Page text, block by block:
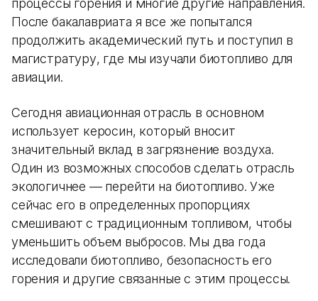
процессы горения и многие другие направления.
После бакалавриата я все же попытался
продолжить академический путь и поступил в
магистратуру, где мы изучали биотопливо для
авиации.
Сегодня авиационная отрасль в основном
использует керосин, который вносит
значительный вклад в загрязнение воздуха.
Один из возможных способов сделать отрасль
экологичнее — перейти на биотопливо. Уже
сейчас его в определенных пропорциях
смешивают с традиционным топливом, чтобы
уменьшить объем выбросов. Мы два года
исследовали биотопливо, безопасность его
горения и другие связанные с этим процессы.